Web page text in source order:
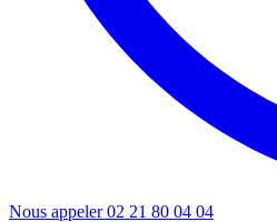
Nous appeler02 21 80 04 04